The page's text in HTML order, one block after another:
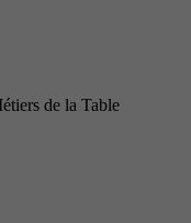
de la Table